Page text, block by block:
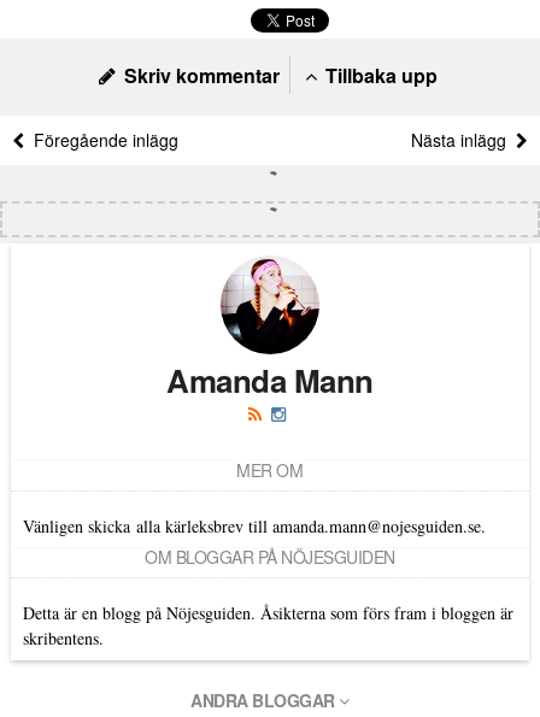
Skriv kommentar Tillbaka upp
Föregående inlägg Nästa inlägg
Amanda Mann
MER OM
Vänligen skicka alla kärleksbrev till amanda.mann@nojesguiden.se.
OM BLOGGAR PÅ NÖJESGUIDEN
Detta är en blogg på Nöjesguiden. Åsikterna som förs fram i bloggen är
skribentens.
ANDRA BLOGGAR